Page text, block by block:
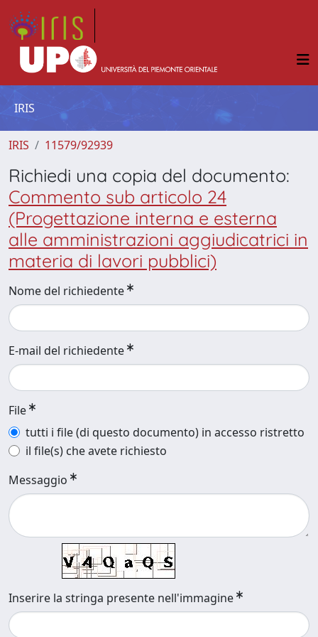
IRIS
IRIS 11579/92939
Richiedi una copia del documento:
Commento sub articolo 24
(Progettazione interna e esterna
alle amministrazioni aggiudicatrici in
materia di lavori pubblici)
Nome del richiedente
E-mail del richiedente
File
tutti i file (di questo documento) in accesso ristretto
il file(s) che avete richiesto
Messaggio
Inserire la stringa presente nell'immagine